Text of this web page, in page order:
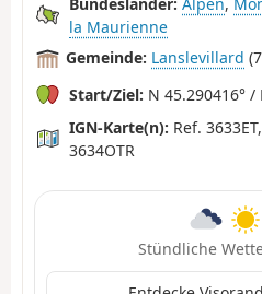
la Maurienne
Gemeinde: Lanslevillard
Start/Ziel: N 45.290416° /
IGN-Karte(n): Ref.
3634OTR
Stündliche